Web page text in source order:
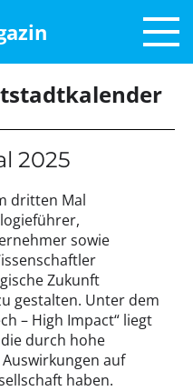
2025
dritten Mal
sowie
Zukunft
gestalten. Unter dem
– High Impact“ liegt
durch hohe
auf
haben.